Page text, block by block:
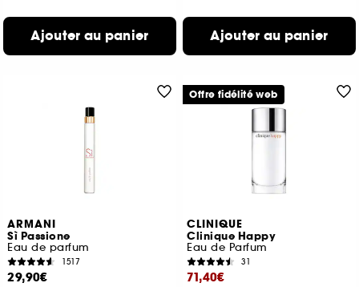
Ajouter au panier Ajouter au panier
ARMANI
Sì Passione
Eau de parfum
1517
29,90€
CLINIQUE
Clinique Happy
Eau de Parfum
31
71,40€
Offre fidélité web